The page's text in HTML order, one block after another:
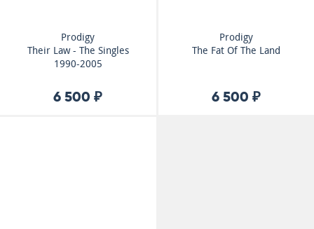
Prodigy
Their Law - The Singles
1990-2005
6 500 ₽
Prodigy
The Fat Of The Land
6 500 ₽